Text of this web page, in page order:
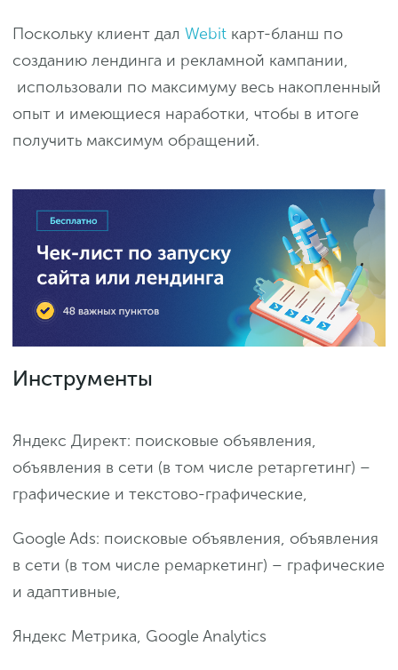
Поскольку клиент дал Webit карт-бланш по
созданию лендинга и рекламной кампании,
использовали по максимуму весь накопленный
опыт и имеющиеся наработки, чтобы в итоге
получить максимум обращений.
Инструменты
Яндекс Директ: поисковые объявления,
объявления в сети (в том числе ретаргетинг) –
графические и текстово-графические,
Google Ads: поисковые объявления, объявления
в сети (в том числе ремаркетинг) – графические
и адаптивные,
Яндекс Метрика, Google Analytics